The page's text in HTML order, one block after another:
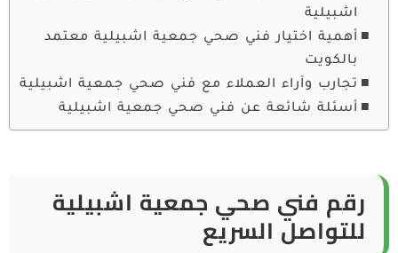
اشبيلية
أهمية اختيار فني صحي جمعية اشبيلية معتمد
بالكويت
تجارب وآراء العملاء مع فني صحي جمعية اشبيلية
أسئلة شائعة عن فني صحي جمعية اشبيلية
رقم فني صحي جمعية اشبيلية
للتواصل السريع